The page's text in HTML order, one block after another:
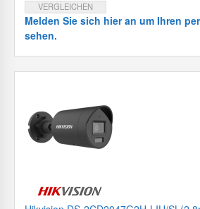
VERGLEICHEN
Melden Sie sich hier an um Ihren
sehen.